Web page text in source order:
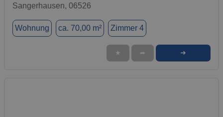
Sangerhausen, 06526
Wohnung ca. 70,00 m² Zimmer 4
★ ➦ ➜